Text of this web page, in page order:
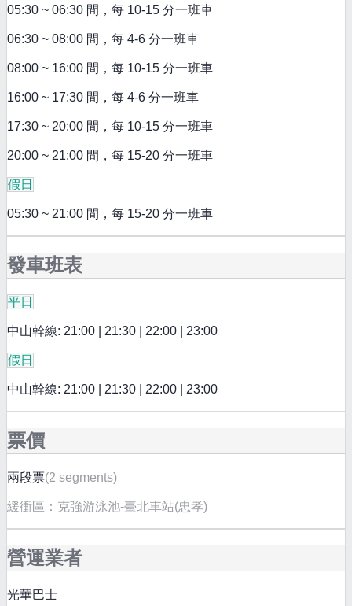
05:30 ~ 06:30 間，每 10-15 分一班車
06:30 ~ 08:00 間，每 4-6 分一班車
08:00 ~ 16:00 間，每 10-15 分一班車
16:00 ~ 17:30 間，每 4-6 分一班車
17:30 ~ 20:00 間，每 10-15 分一班車
20:00 ~ 21:00 間，每 15-20 分一班車
假日
05:30 ~ 21:00 間，每 15-20 分一班車
發車班表
平日
中山幹線: 21:00 | 21:30 | 22:00 | 23:00
假日
中山幹線: 21:00 | 21:30 | 22:00 | 23:00
票價
兩段票(2 segments)
緩衝區： 克強游泳池-臺北車站(忠孝)
營運業者
光華巴士